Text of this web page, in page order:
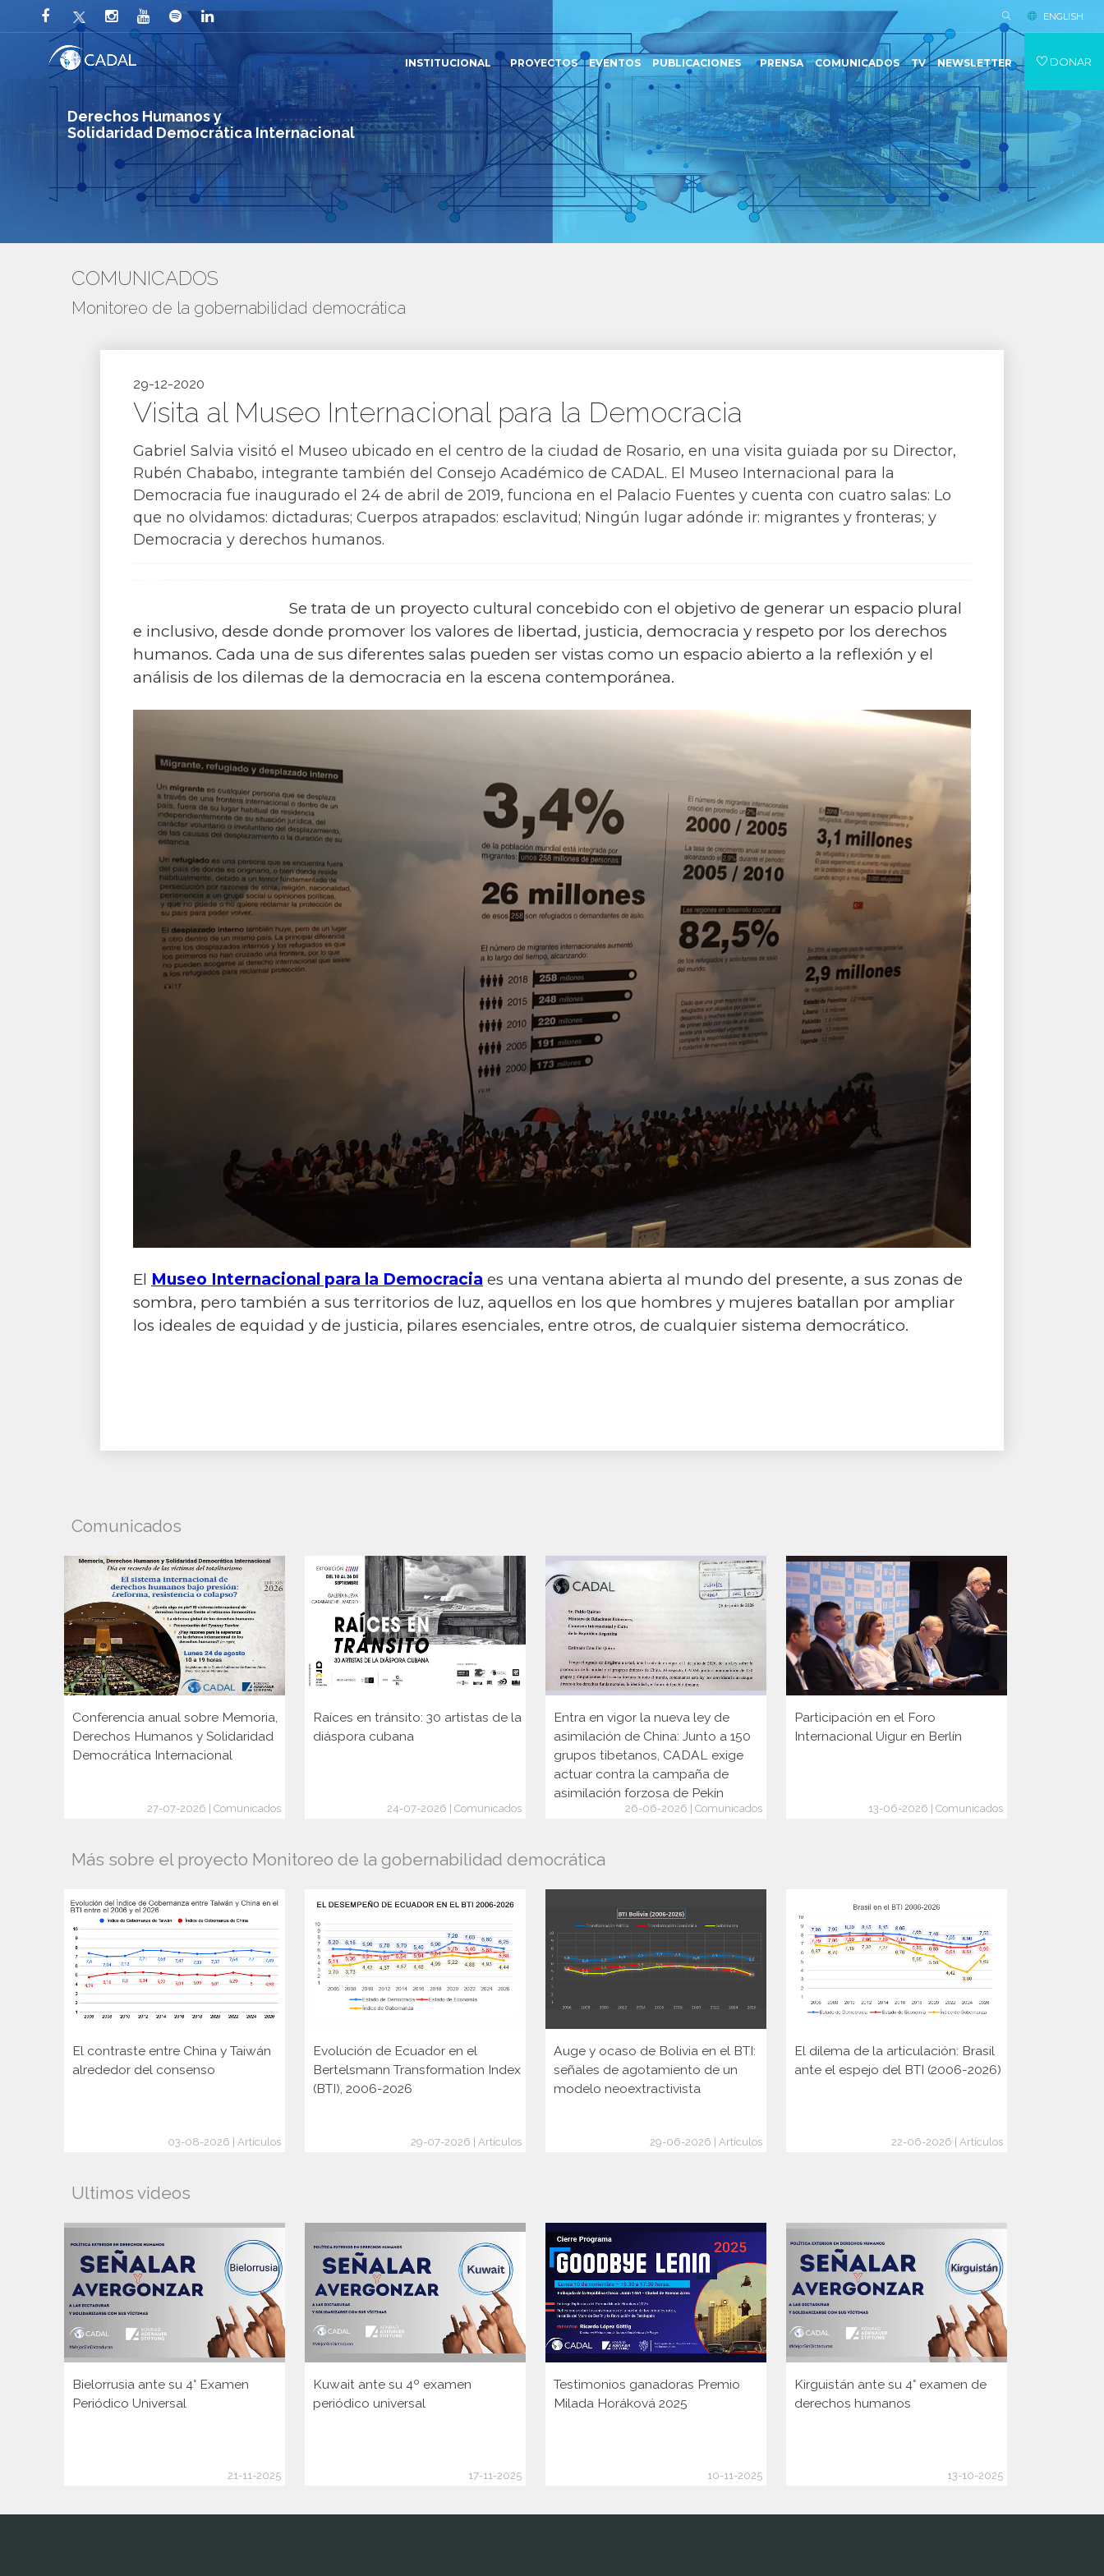
Derechos Humanos y
Solidaridad Democrática Internacional
ENGLISH
INSTITUCIONAL PROYECTOS EVENTOS PUBLICACIONES PRENSA COMUNICADOS TV NEWSLETTER DONAR
COMUNICADOS
Monitoreo de la gobernabilidad democrática
29-12-2020
Visita al Museo Internacional para la Democracia
Gabriel Salvia visitó el Museo ubicado en el centro de la ciudad de Rosario, en una visita guiada por su Director,
Rubén Chababo, integrante también del Consejo Académico de CADAL. El Museo Internacional para la
Democracia fue inaugurado el 24 de abril de 2019, funciona en el Palacio Fuentes y cuenta con cuatro salas: Lo
que no olvidamos: dictaduras; Cuerpos atrapados: esclavitud; Ningún lugar adónde ir: migrantes y fronteras; y
Democracia y derechos humanos.
Se trata de un proyecto cultural concebido con el objetivo de generar un espacio plural
e inclusivo, desde donde promover los valores de libertad, justicia, democracia y respeto por los derechos
humanos. Cada una de sus diferentes salas pueden ser vistas como un espacio abierto a la reflexión y el
análisis de los dilemas de la democracia en la escena contemporánea.
El Museo Internacional para la Democracia es una ventana abierta al mundo del presente, a sus zonas de
sombra, pero también a sus territorios de luz, aquellos en los que hombres y mujeres batallan por ampliar
los ideales de equidad y de justicia, pilares esenciales, entre otros, de cualquier sistema democrático.
Comunicados
Conferencia anual sobre Memoria,
Derechos Humanos y Solidaridad
Democrática Internacional
27-07-2026 | Comunicados
Raíces en tránsito: 30 artistas de la
diáspora cubana
24-07-2026 | Comunicados
Entra en vigor la nueva ley de
asimilación de China: Junto a 150
grupos tibetanos, CADAL exige
actuar contra la campaña de
asimilación forzosa de Pekín
26-06-2026 | Comunicados
Participación en el Foro
Internacional Uigur en Berlín
13-06-2026 | Comunicados
Más sobre el proyecto Monitoreo de la gobernabilidad democrática
El contraste entre China y Taiwán
alrededor del consenso
03-08-2026 | Artículos
Evolución de Ecuador en el
Bertelsmann Transformation Index
(BTI), 2006-2026
29-07-2026 | Artículos
Auge y ocaso de Bolivia en el BTI:
señales de agotamiento de un
modelo neoextractivista
29-06-2026 | Artículos
El dilema de la articulación: Brasil
ante el espejo del BTI (2006-2026)
22-06-2026 | Artículos
Ultimos videos
Bielorrusia ante su 4° Examen
Periódico Universal
21-11-2025
Kuwait ante su 4º examen
periódico universal
17-11-2025
Testimonios ganadoras Premio
Milada Horáková 2025
10-11-2025
Kirguistán ante su 4° examen de
derechos humanos
13-10-2025